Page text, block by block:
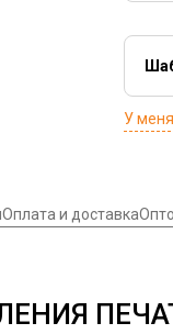
во
У
Оплата и доставка